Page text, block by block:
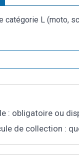
catégorie L (moto,
: obligatoire ou
de collection :